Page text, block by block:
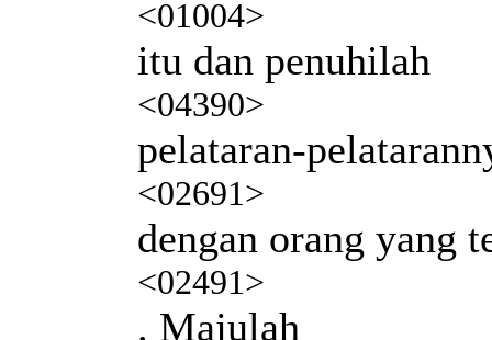
<01004>
itu dan penuhilah
<04390>
pelataran-
<02691>
dengan orang yang
<02491>
. Majulah